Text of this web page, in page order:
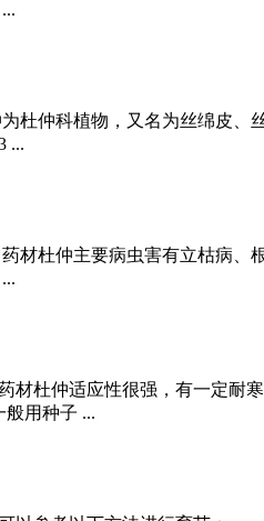
杜仲科植物，又名为丝绵皮
...
材杜仲主要病虫害有立枯病
仲适应性很强，有一定耐寒
用种子 ...